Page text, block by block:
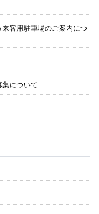
客用駐車場のご案内につ
について